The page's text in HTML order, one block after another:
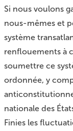
Si nous voulons
nous-mêmes et
système
renflouements à
soumettre ce
ordonnée, y
nationale des
Finies les